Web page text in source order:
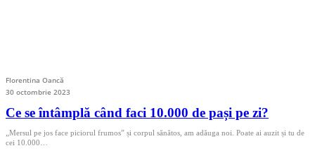
Florentina Oancă
30 octombrie 2023
Ce se întâmplă când faci 10.000 de pași pe zi?
„Mersul pe jos face piciorul frumos” și corpul sănătos, am adăuga noi. Poate ai auzit și tu de
cei 10.000…